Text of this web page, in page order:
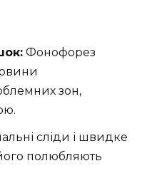
Фонофорез
зон,
сліди і швидке
полюбляють